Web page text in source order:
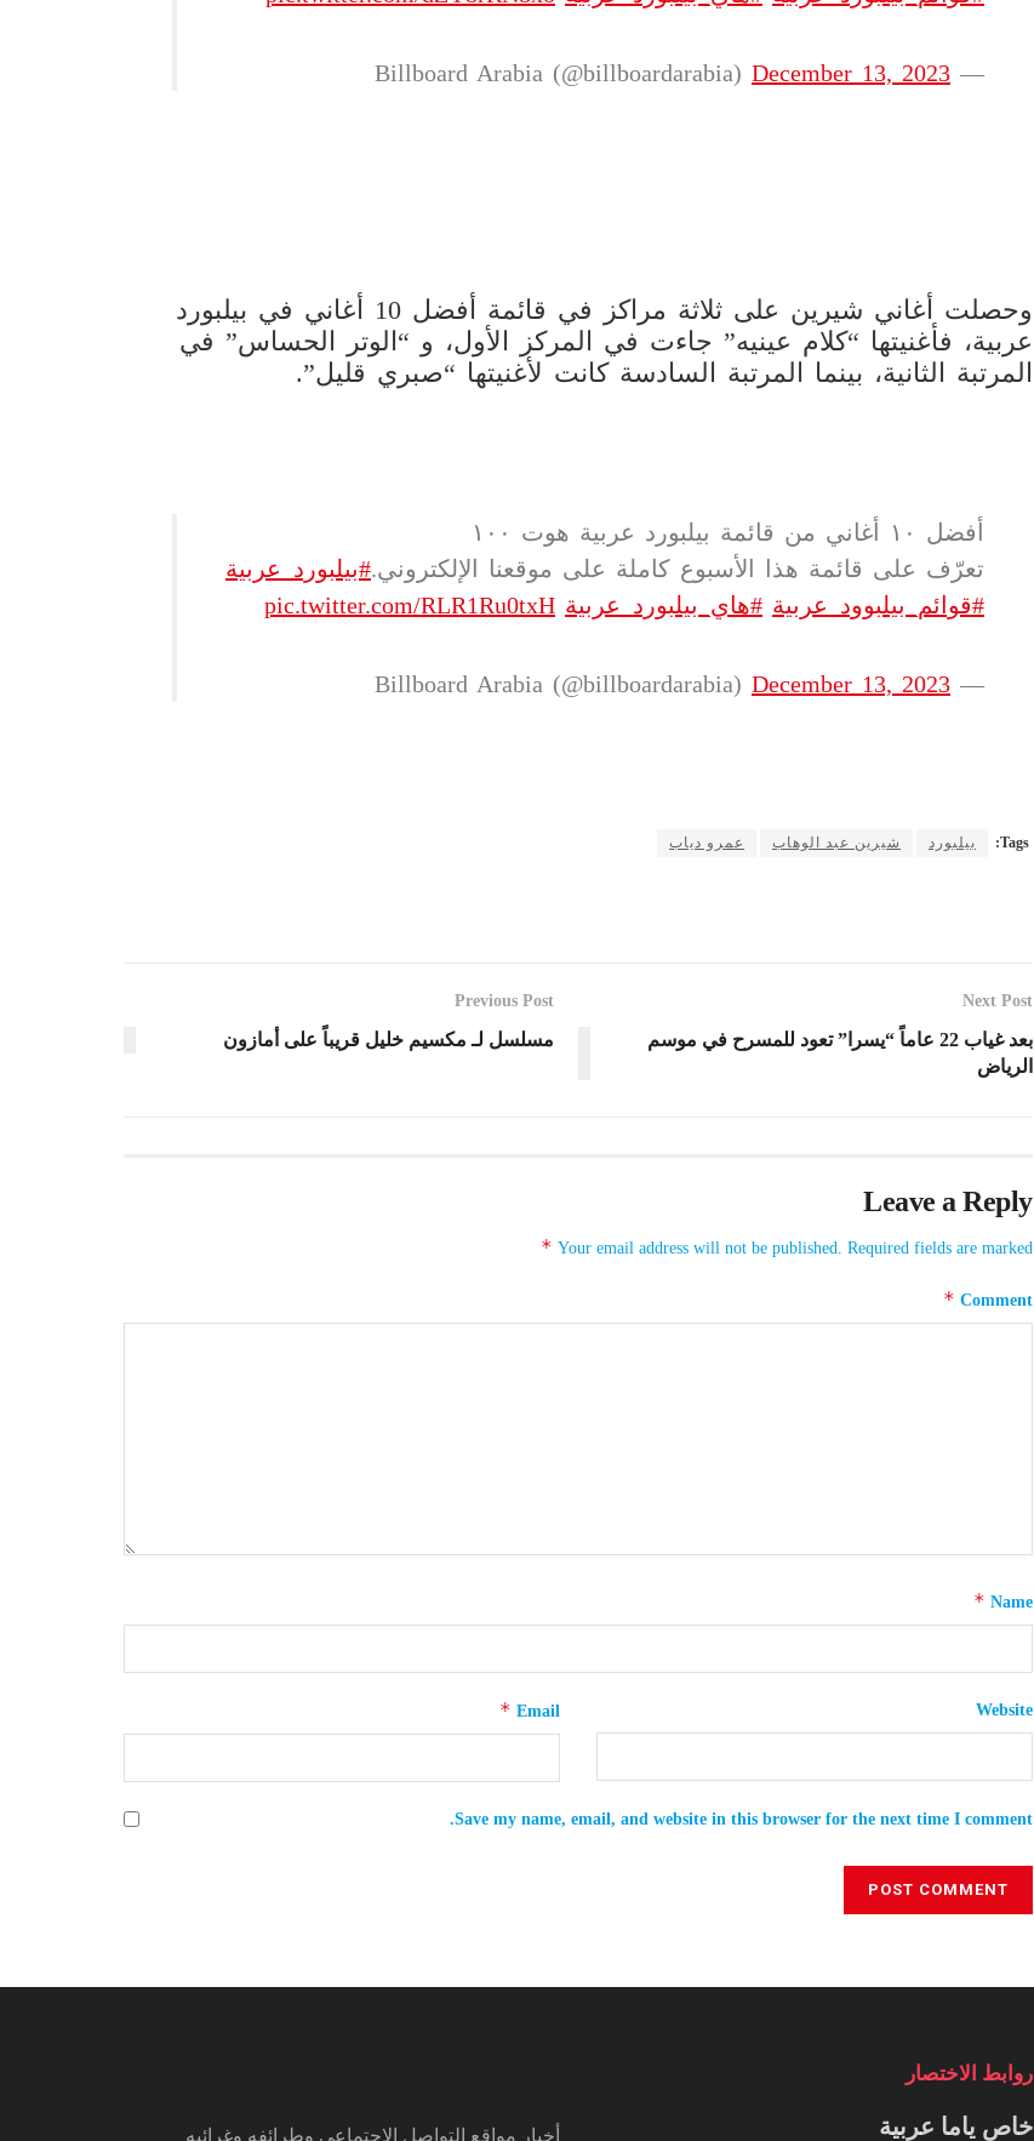
— Billboard Arabia (@billboardarabia)
December 13, 2023
وحصلت أغاني شيرين على ثلاثة مراكز في قائمة أفضل 10 أغاني في بيلبورد
عربية، فأغنيتها “كلام عينيه” جاءت في المركز الأول، و “الوتر الحساس” في
المرتبة الثانية، بينما المرتبة السادسة كانت لأغنيتها “صبري قليل”.
أفضل ١٠ أغاني من قائمة بيلبورد عربية هوت ١٠٠
تعرّف على قائمة هذا الأسبوع كاملة على موقعنا الإلكتروني.#بيلبورد_عربية
#قوائم_بيلبوود_عربية #هاي_بيلبورد_عربية pic.twitter.com/RLR1Ru0txH
— Billboard Arabia (@billboardarabia)
December 13, 2023
Tags: بيلبورد شيرين عبد الوهاب عمرو دياب
Previous Post
مسلسل لـ مكسيم خليل قريباً على أمازون
Next Post
بعد غياب 22 عاماً “يسرا” تعود للمسرح في موسم
الرياض
Leave a Reply
Your email address will not be published. Required fields are marked
*
Comment
*
Name
*
Email
* Website
Save my name, email, and website in this browser for the next time I comment.
أخبار مواقع التواصل الإجتماعي وطرائفه وغرائبه
روابط الاختصار
خاص ياما عربية